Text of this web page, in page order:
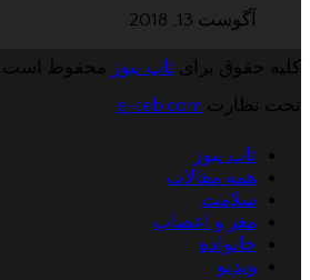
آگوست 13, 2018
کلیه حقوق برای تاپ نیوز
محفوظ است.
تحت نظارت e-teb.com
تاپ نیوز
همه مقالات
سلامت
مغز و اعصاب
خانواده
ویدیو